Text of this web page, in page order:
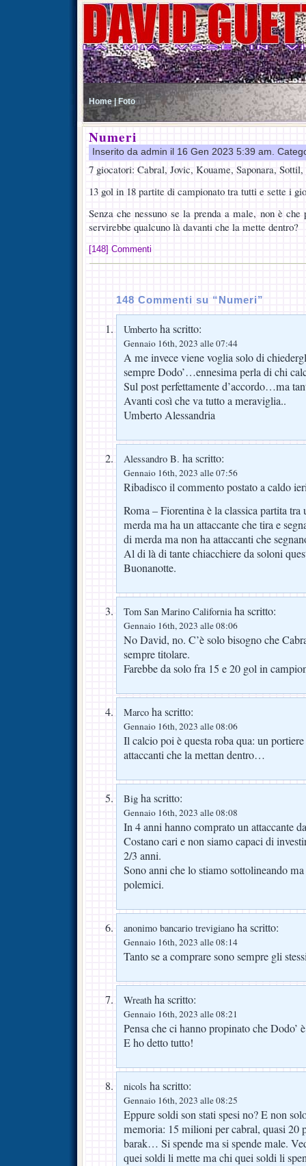
Home | Foto
Numeri
Inserito da admin il 16 Gen 2023 5:39 am.
7 giocatori: Cabral, Jovic, Kouame, Saponara,
13 gol in 18 partite di campionato tra tutti e sette i
Senza che nessuno se la prenda a male, non è
servirebbe qualcuno là davanti che la mette dentro?
[148] Commenti
148 Commenti su “Numeri”
Umberto ha scritto:
Gennaio 16th, 2023 alle 07:44
A me invece viene voglia solo di
sempre Dodo’…ennesima perla di chi
Sul post perfettamente d’accordo…ma
Avanti così che va tutto a meraviglia..
Umberto Alessandria
Alessandro B. ha scritto:
Gennaio 16th, 2023 alle 07:56
Ribadisco il commento postato a caldo
Roma – Fiorentina è la classica partita tra
merda ma ha un attaccante che tira e
di merda ma non ha attaccanti che
Al di là di tante chiacchiere da soloni
Buonanotte.
Tom San Marino Californiaha scritto:
Gennaio 16th, 2023 alle 08:06
No David, no. C’è solo bisogno che
sempre titolare.
Farebbe da solo fra 15 e 20 gol in
Marco ha scritto:
Gennaio 16th, 2023 alle 08:06
Il calcio poi è questa roba qua: un
attaccanti che la mettan dentro…
Big ha scritto:
Gennaio 16th, 2023 alle 08:08
In 4 anni hanno comprato un attaccante
Costano cari e non siamo capaci di
2/3 anni.
Sono anni che lo stiamo sottolineando
polemici.
anonimo bancario trevigiano ha scritto:
Gennaio 16th, 2023 alle 08:14
Tanto se a comprare sono sempre gli
Wreath ha scritto:
Gennaio 16th, 2023 alle 08:21
Pensa che ci hanno propinato che
E ho detto tutto!
nicols ha scritto:
Gennaio 16th, 2023 alle 08:25
Eppure soldi son stati spesi no? E non
memoria: 15 milioni per cabral, quasi 20
barak… Si spende ma si spende male.
quei soldi li mette ma chi quei soldi li